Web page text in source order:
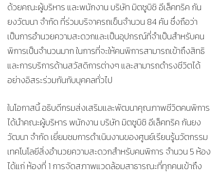
ด้วยคณะผู้บริหาร และพนักงาน บริษัท มิตซูบิชิ อีเล็คทริค กัน
ยงวัฒนา จำกัด ที่ร่วมบริจาครถเข็นจำนวน 84 คัน ซึ่งถือว่า
เป็นการอำนวยความสะดวกและเป็นอุปกรณ์ที่จำเป็นสำหรับคน
พิการเป็นจำนวนมาก ในการที่จะให้คนพิการสามารถเข้าถึงสิทธิ
และการบริการด้านสวัสดิการต่างๆ และสามารถดำรงชีวิตได้
อย่างอิสระร่วมกันกับบุคคลทั่วไป
ในโอกาสนี้ อธิบดีกรมส่งเสริมและพัฒนาคุณภาพชีวิตคนพิการ
ได้นำคณะผู้บริหาร พนักงาน บริษัท มิตซูบิชิ อีเล็คทริค กันยง
วัฒนา จำกัด เยี่ยมชมการดำเนินงานของศูนย์เรียนรู้นวัตกรรม
เทคโนโลยีสิ่งอำนวยความสะดวกสำหรับคนพิการ จำนวน 5 ห้อง
ได้แก่ ห้องที่ 1 การจัดสภาพแวดล้อมสาธารณะที่ทุกคนเข้าถึง